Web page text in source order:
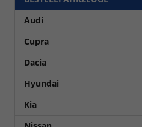
Audi
Cupra
Dacia
Hyundai
Kia